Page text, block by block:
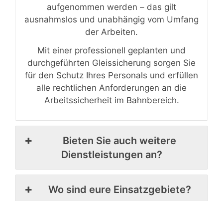
aufgenommen werden – das gilt
ausnahmslos und unabhängig vom Umfang
der Arbeiten.
Mit einer professionell geplanten und
durchgeführten Gleissicherung sorgen Sie
für den Schutz Ihres Personals und erfüllen
alle rechtlichen Anforderungen an die
Arbeitssicherheit im Bahnbereich.
Bieten Sie auch weitere
Dienstleistungen an?
Wo sind eure Einsatzgebiete?